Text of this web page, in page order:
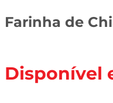
Farinha de
Disponível